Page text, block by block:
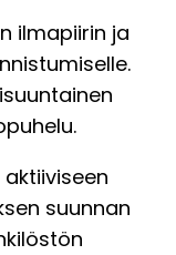
ilmapiirin ja
suunnan